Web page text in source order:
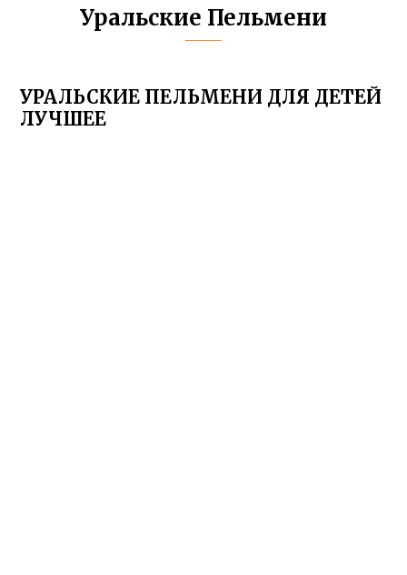
Уральские Пельмени
УРАЛЬСКИЕ ПЕЛЬМЕНИ ДЛЯ ДЕТЕЙ
ЛУЧШЕЕ